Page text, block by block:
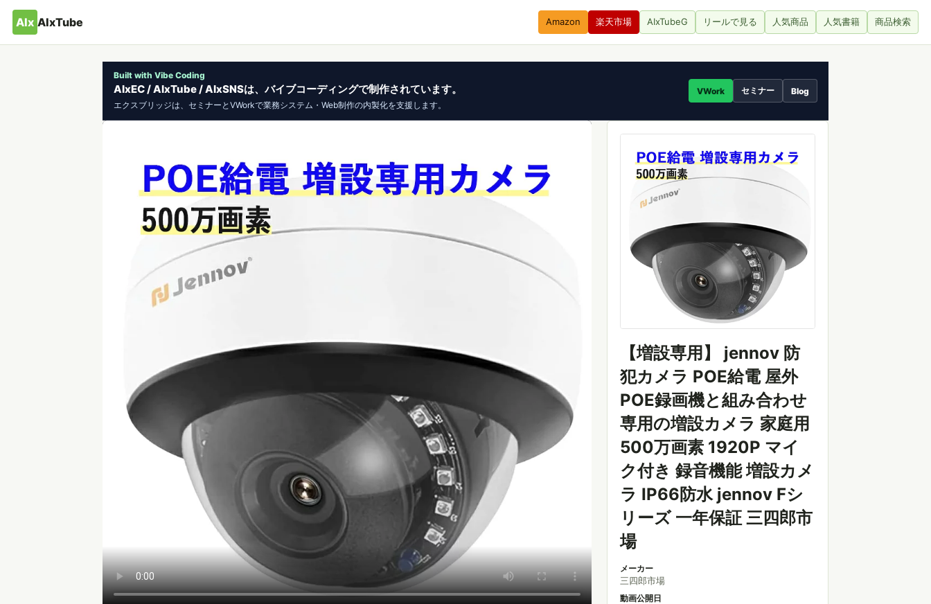
AIx AIxTube Amazon 楽天市場 AIxTubeG リールで見る 人気商品 人気書籍 商品検索
Built with Vibe Coding
AIxEC / AIxTube / AIxSNSは、バイブコーディングで制作されています。
エクスブリッジは、セミナーとVWorkで業務システム・Web制作の内製化を支援します。
VWork セミナー Blog
【増設専用】 jennov 防
犯カメラ POE給電 屋外
POE録画機と組み合わせ
専用の増設カメラ 家庭用
500万画素 1920P マイ
ク付き 録音機能 増設カメ
ラ IP66防水 jennov Fシ
リーズ 一年保証 三四郎市
場
メーカー
三四郎市場
動画公開日